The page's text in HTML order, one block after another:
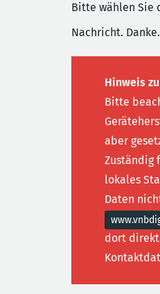
Bitte wählen Sie
Nachricht. Danke.
Hinweis
Bitte
aber
Zuständig
lokales
Daten
dort